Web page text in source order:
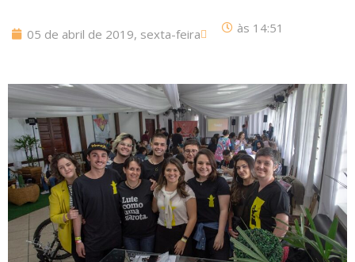
05 de abril de 2019, sexta-feira às 14:51